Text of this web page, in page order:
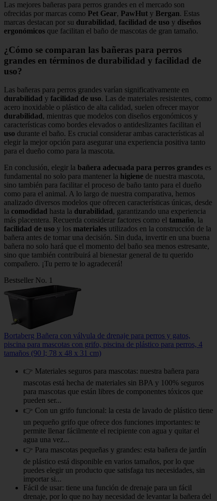
Las mejores bañeras para perros grandes en el mercado son
ofrecidas por marcas como Pet Gear, PawHut y Bergan. Estas
marcas destacan por su durabilidad, facilidad de uso y diseños
ergonómicos que facilitan el baño de mascotas de gran tamaño.
¿Cómo se comparan las bañeras para perros
grandes en términos de durabilidad y facilidad de
uso?
Las bañeras para perros grandes varían significativamente en
durabilidad y facilidad de uso. Las de materiales resistentes, como
acero inoxidable o plástico de alta calidad, suelen ofrecer mayor
durabilidad , mientras que modelos con diseños ergonómicos y
características como bordes elevados o antideslizantes facilitan el
uso durante el baño. Es crucial considerar ambas características al
elegir la mejor opción para asegurar una experiencia positiva tanto
para el dueño como para la mascota.
En conclusión, elegir la bañera adecuada para perros grandes es
fundamental no solo para mantener la higiene de nuestra mascota,
sino también para facilitar el proceso de baño tanto para el dueño
como para el animal. A lo largo de nuestra comparativa, hemos
analizado diversos modelos que ofrecen características únicas, desde
la comodidad hasta la durabilidad , garantizando una experiencia
más placentera. Recuerda considerar factores como el tamaño, la
facilidad de uso y los materiales utilizados en la construcción de la
bañera antes de tomar una decisión. Sin duda, invertir en una buena
bañera no solo hará que el momento del baño sea menos estresante,
sino que también contribuirá al bienestar general de tu querido
compañero. ¡Tu perro te lo agradecerá!
Bestseller No. 1
Bortaberg Bañera con válvula de drenaje para perros y gatos,
piscina para mascotas con grifo, piscina de plástico para perros, 4
tamaños (90 l; 78 x 48 x 31 cm)
👉 Materiales seguros para mascotas: nuestra bañera para
mascotas está hecha de materiales sin BPA y 100% seguros
para mascotas que están libres de componentes tóxicos que
pueden ser...
👉 Con un grifo funcional: la cesta de lavado de plástico tiene
un pequeño grifo que ofrece dos funciones importantes: te
permite llenar fácilmente el recipiente con agua y quitar el
agua una vez...
👉 Para mascotas pequeñas y grandes: esta bañera de jardín
de plástico está disponible en varios tamaños, por lo que
puedes elegir un producto que satisfaga tus necesidades, sin
importar si...
Fácil de usar: tiene una función de drenaje para un fácil
drenaje, por lo que no hay necesidad de levantar la bañera del